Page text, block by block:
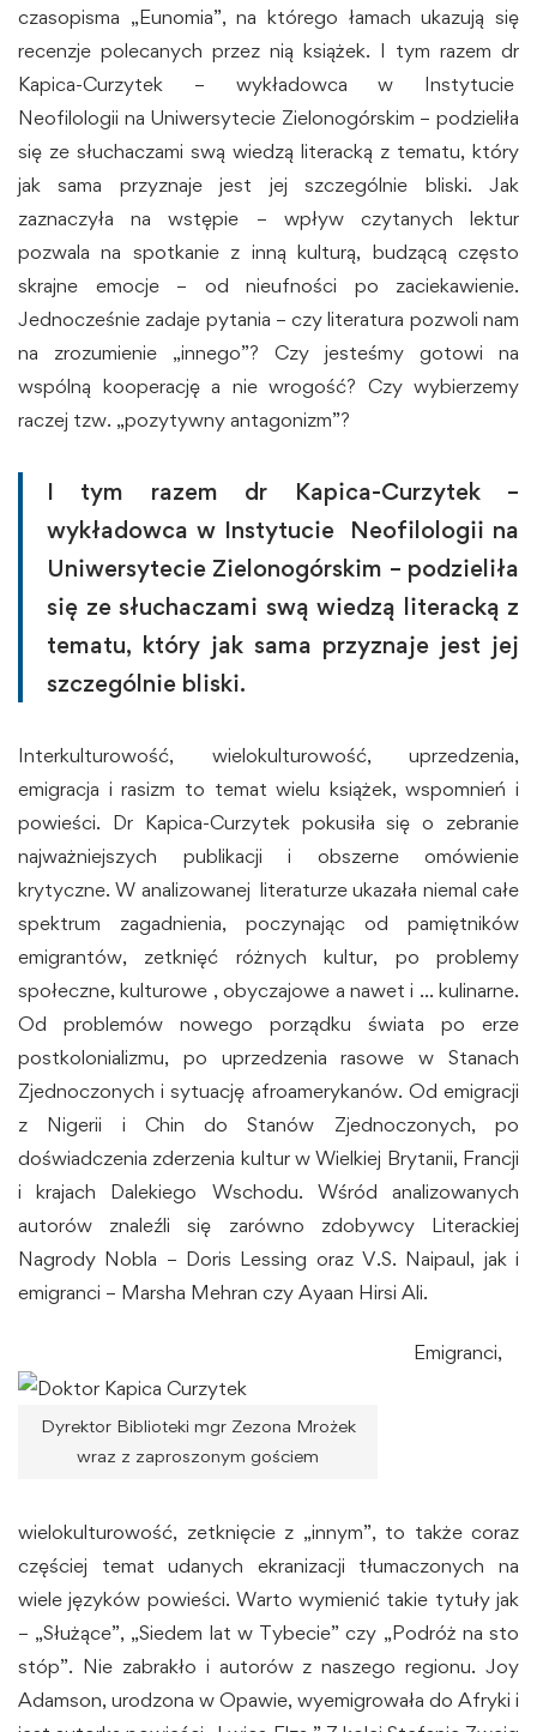
czasopisma „Eunomia”, na którego łamach ukazują się
recenzje polecanych przez nią książek. I tym razem dr
Kapica-Curzytek – wykładowca w Instytucie
Neofilologii na Uniwersytecie Zielonogórskim – podzieliła
się ze słuchaczami swą wiedzą literacką z tematu, który
jak sama przyznaje jest jej szczególnie bliski. Jak
zaznaczyła na wstępie – wpływ czytanych lektur
pozwala na spotkanie z inną kulturą, budzącą często
skrajne emocje – od nieufności po zaciekawienie.
Jednocześnie zadaje pytania – czy literatura pozwoli nam
na zrozumienie „innego”? Czy jesteśmy gotowi na
wspólną kooperację a nie wrogość? Czy wybierzemy
raczej tzw. „pozytywny antagonizm”?
I tym razem dr Kapica-Curzytek –
wykładowca w Instytucie Neofilologii na
Uniwersytecie Zielonogórskim – podzieliła
się ze słuchaczami swą wiedzą literacką z
tematu, który jak sama przyznaje jest jej
szczególnie bliski.
Interkulturowość, wielokulturowość, uprzedzenia,
emigracja i rasizm to temat wielu książek, wspomnień i
powieści. Dr Kapica-Curzytek pokusiła się o zebranie
najważniejszych publikacji i obszerne omówienie
krytyczne. W analizowanej literaturze ukazała niemal całe
spektrum zagadnienia, poczynając od pamiętników
emigrantów, zetknięć różnych kultur, po problemy
społeczne, kulturowe , obyczajowe a nawet i … kulinarne.
Od problemów nowego porządku świata po erze
postkolonializmu, po uprzedzenia rasowe w Stanach
Zjednoczonych i sytuację afroamerykanów. Od emigracji
z Nigerii i Chin do Stanów Zjednoczonych, po
doświadczenia zderzenia kultur w Wielkiej Brytanii, Francji
i krajach Dalekiego Wschodu. Wśród analizowanych
autorów znaleźli się zarówno zdobywcy Literackiej
Nagrody Nobla – Doris Lessing oraz V.S. Naipaul, jak i
emigranci – Marsha Mehran czy Ayaan Hirsi Ali.
Dyrektor Biblioteki mgr Zezona Mrożek
wraz z zaproszonym gościem
Emigranci,
wielokulturowość, zetknięcie z „innym”, to także coraz
częściej temat udanych ekranizacji tłumaczonych na
wiele języków powieści. Warto wymienić takie tytuły jak
– „Służące”, „Siedem lat w Tybecie” czy „Podróż na sto
stóp”. Nie zabrakło i autorów z naszego regionu. Joy
Adamson, urodzona w Opawie, wyemigrowała do Afryki i